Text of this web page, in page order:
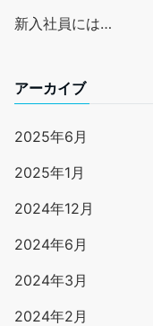
新入社員には…
アーカイブ
2025年6月
2025年1月
2024年12月
2024年6月
2024年3月
2024年2月